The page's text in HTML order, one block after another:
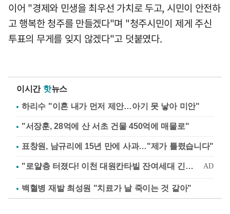
이어 "경제와 민생을 최우선 가치로 두고, 시민이 안전하
고 행복한 청주를 만들겠다"며 "청주시민이 제게 주신
투표의 무게를 잊지 않겠다"고 덧붙였다.
이시간 핫뉴스
하리수 "이혼 내가 먼저 제안…아기 못 낳아 미안"
"서장훈, 28억에 산 서초 건물 450억에 매물로"
표창원, 남규리에 15년 만에 사과…"제가 틀렸습니다"
백혈병 재발 최성원 "치료가 날 죽이는 것 같아"